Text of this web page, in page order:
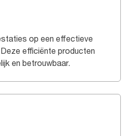
op een effectieve
efficiënte producten
en betrouwbaar.